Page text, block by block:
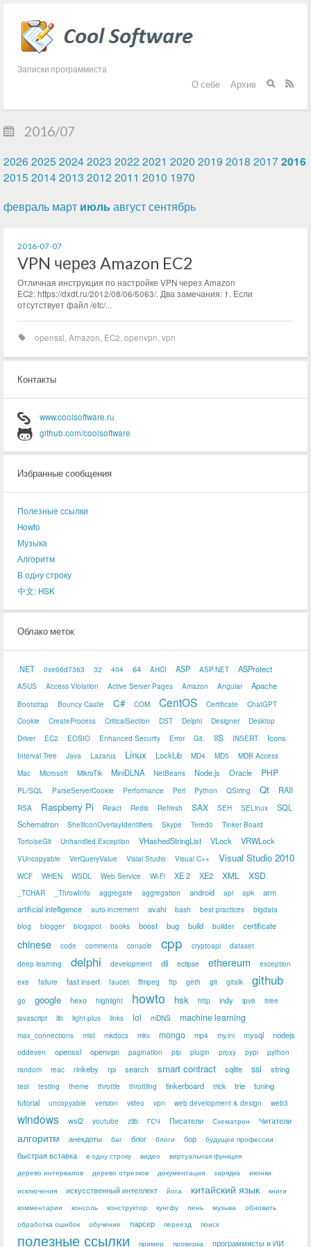
Записки программиста
О себе Архив  
2016/07
2026 2025 2024 2023 2022 2021 2020 2019 2018 2017 2016
2015 2014 2013 2012 2011 2010 1970
февраль март июль августсентябрь
2016-07-07
VPN через Amazon EC2
Отличная инструкция по настройке VPN через Amazon
EC2: https://dxdt.ru/2012/08/06/5063/. Два замечания: 1. Если
отсутствует файл /etc/...
openssl Amazon EC2 openvpn vpn
Контакты
www.coolsoftware.ru
github.com/coolsoftware
Избранные сообщения
Полезные ссылки
Howto
Музыка
Алгоритм
В одну строку
中文: HSK
Облако меток
.NET 0xe06d7363 32 404 64 AHCI ASP ASP.NET ASProtect
ASUS Access Violation Active Server Pages Amazon Angular Apache
Bootstrap Bouncy Castle C# COM CentOS Certificate
ChatGPT
Cookie
CreateProcess CriticalSection DST Delphi Designer
Desktop
Driver
EC2 EOSIO Enhanced Security Error Git. IIS INSERT Icons
Interval Tree Java Lazarus Linux LockLib MD4 MD5
MDB Access
Mac
Microsoft MikroTik MiniDLNA NetBeans Node.js Oracle PHP
PL/SQL ParseServerCookie Performance Perl Python QString Qt RAII
RSA Raspberry Pi React Redis Refresh SAX SEH SELinux
SQL
Schematron
ShellIconOverlayIdentifiers Skype Teredo
Tinker Board
TortoiseGit
Unhandled Exception VHashedStringList VLock VRWLock
VUncopyable VerQueryValue Visial Studio Visual C++ Visual Studio 2010
WCF WHEN WSDL Web Service Wi-Fi XE 2 XE2 XML XSD
_TCHAR _ThrowInfo aggregate aggregation android api apk
arm
artificial intelligence
auto-increment avahi bash best practices
bigdata
blog
blogger blogspot books boost bug build builder certificate
chinese code comments console cpp cryptoapi
dataset
deep learning
delphi development dll eclipse ethereum
exception
exe
failure fast insert faucet ffmpeg ftp geth git gitalk github
go google hexo highlight howto hsk http indy ipv6
itree
javascript
lib light-plus links lol mDNS machine learning
max_connections mist mkdocs mkv mongo mp4 my.ini mysql nodejs
oddeven openssl openvpn pagination pip plugin proxy pypi
python
random
reac rinkeby rpi search smart contract sqlite ssl string
test testing theme throttle throttling tinkerboard trick trie
tuning
tutorial
uncopyable version video vpn web development & design web3
windows wsl2 youtube zlib ГСЧ Писатели Схематрон Читатели
алгоритм анекдоты баг блог блоги бор будущее профессии
быстрая вставка в одну строку видео
виртуальная функция
дерево интервалов
дерево отрезков документация зарядка
иконки
исключения
искусственный интеллект йога китайский язык
книги
комментарии
консоль конструктор кунгфу лень музыка
обновить
обработка ошибок
обучение парсер переезд поиск
полезные ссылки пример проверка программисты и ИИ